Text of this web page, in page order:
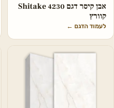
אבן קיסר דגם 4230 Shitake
קוורץ
לעמוד הדגם ←